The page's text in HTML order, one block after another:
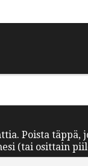
Poista täppä,
(tai osittain